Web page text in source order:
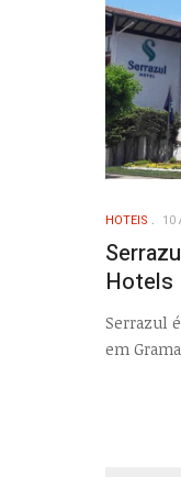
HOTEIS 10
Hotels
Serrazul
em